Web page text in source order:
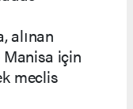
alınan
Manisa için
meclis